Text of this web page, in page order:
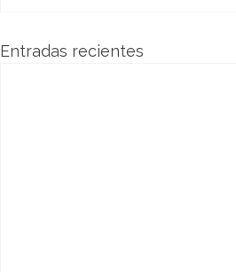
Entradas recientes